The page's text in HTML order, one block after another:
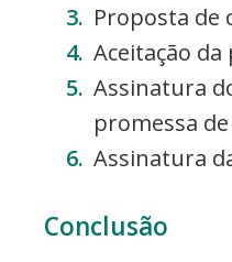
Proposta de
Aceitação
Assinatura
promessa
Assinatura
Conclusão